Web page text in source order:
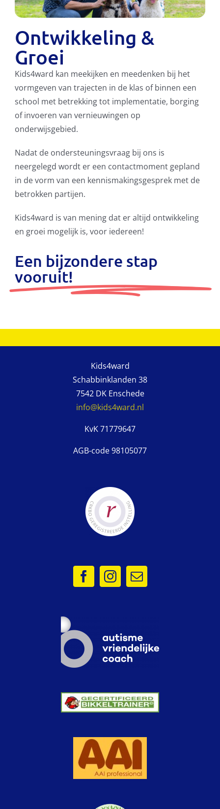
Ontwikkeling &
Groei
Kids4ward kan meekijken en meedenken bij het
vormgeven van trajecten in de klas of binnen een
school met betrekking tot implementatie, borging
of invoeren van vernieuwingen op
onderwijsgebied.
Nadat de ondersteuningsvraag bij ons is
neergelegd wordt er een contactmoment gepland
in de vorm van een kennismakingsgesprek met de
betrokken partijen.
Kids4ward is van mening dat er altijd ontwikkeling
en groei mogelijk is, voor iedereen!
Een bijzondere stap
vooruit!
Kids4ward
Schabbinklanden 38
7542 DK Enschede
info@kids4ward.nl
KvK 71779647
AGB-code 98105077